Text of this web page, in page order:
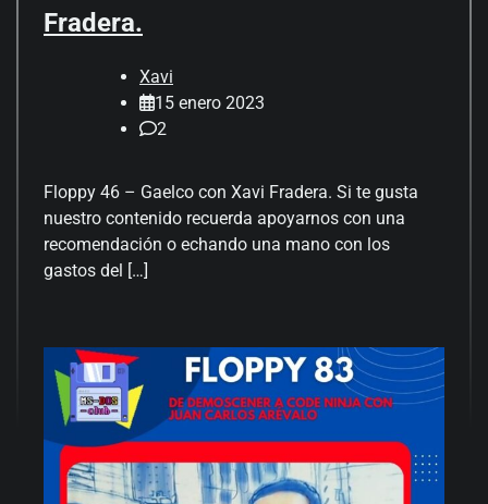
Fradera.
Xavi
15 enero 2023
2
Floppy 46 – Gaelco con Xavi Fradera. Si te gusta
nuestro contenido recuerda apoyarnos con una
recomendación o echando una mano con los
gastos del […]